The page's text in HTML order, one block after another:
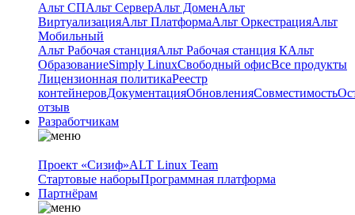
Альт СПАльт СерверАльт ДоменАльт
ВиртуализацияАльт ПлатформаАльт ОркестрацияАльт
Мобильный
Альт Рабочая станцияАльт Рабочая станция КАльт
ОбразованиеSimply LinuxСвободный офисВсе продукты
Лицензионная политикаРеестр
контейнеровДокументацияОбновленияСовместимость
отзыв
Разработчикам
Проект «Сизиф»ALT Linux Team
Стартовые наборыПрограммная платформа
Партнёрам